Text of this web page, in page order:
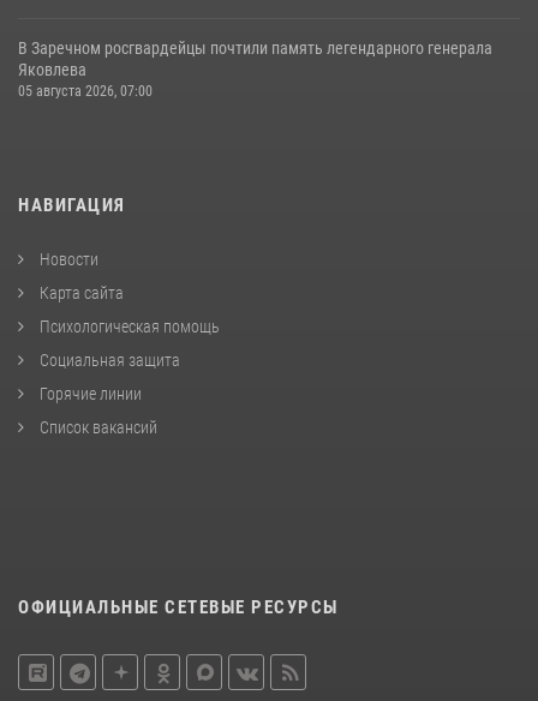
В Заречном росгвардейцы почтили память легендарного генерала
Яковлева
05 августа 2026, 07:00
НАВИГАЦИЯ
Новости
Карта сайта
Психологическая помощь
Социальная защита
Горячие линии
Список вакансий
ОФИЦИАЛЬНЫЕ СЕТЕВЫЕ РЕСУРСЫ